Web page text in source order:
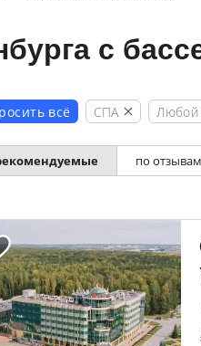
с
всё СПА Любой
по отзывам